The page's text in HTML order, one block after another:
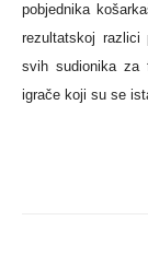
pobjednika
rezultatskoj razlici
svih sudionika za
igrače koji su se